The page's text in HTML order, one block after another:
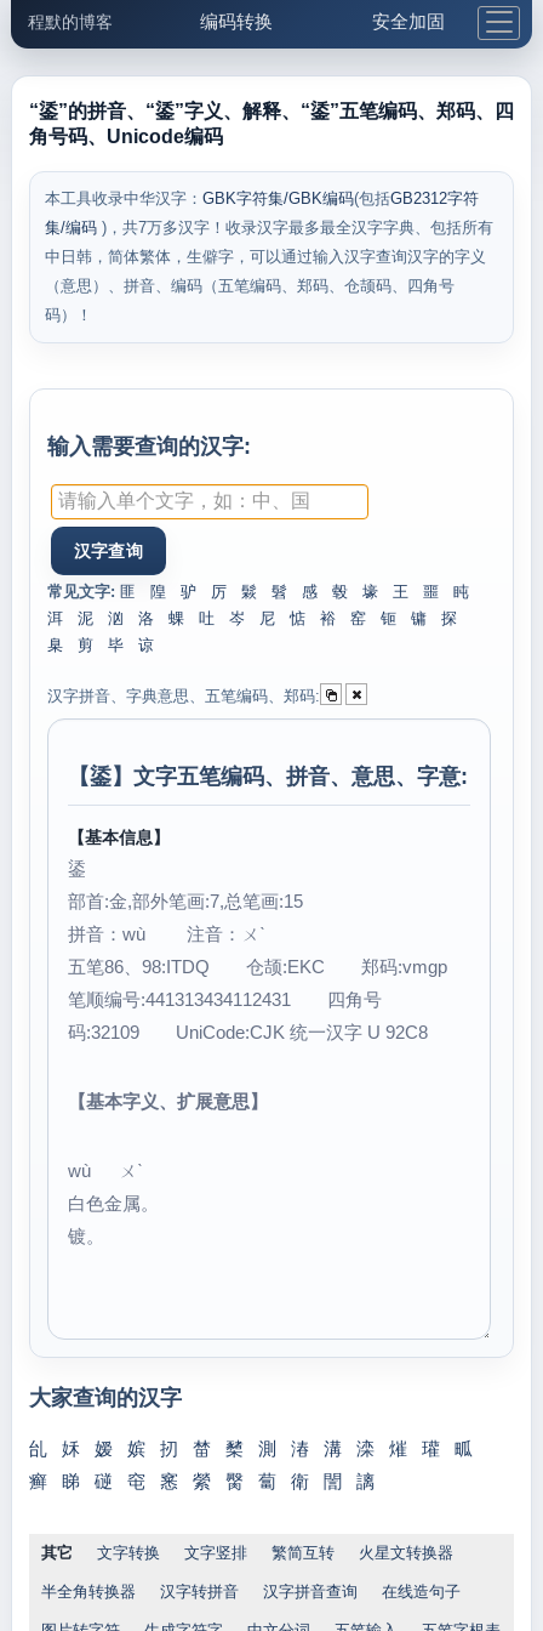
程默的博客 编码转换 安全加固
邮件工具 生活便民 更多工具
“鋈”的拼音、“鋈”字义、解释、“鋈”五笔编码、郑码、四
角号码、Unicode编码
本工具收录中华汉字： GBK字符集/GBK编码(包括GB2312字符
集/编码 )，共7万多汉字！收录汉字最多最全汉字字典、包括所有
中日韩，简体繁体，生僻字，可以通过输入汉字查询汉字的字义
（意思）、拼音、编码（五笔编码、郑码、仓颉码、四角号
码）！
输入需要查询的汉字:
常见文字: 匪 隍 驴 厉 鬏 髫 感 毂 壕 王 噩
盹
洱
泥 汹 洛 蜾 吐 岑 尼 惦 裕 窑 钷 镛
探
臬
剪 毕 谅
汉字拼音、字典意思、五笔编码、郑码:
【鋈】文字五笔编码、拼音、意思、字意:
【基本信息】
鋈
部首:金,部外笔画:7,总笔画:15
拼音：wù 注音：ㄨˋ
五笔86、98:ITDQ 仓颉:EKC 郑码:vmgp
笔顺编号:441313434112431 四角号
码:32109 UniCode:CJK 统一汉字 U 92C8
【基本字义、扩展意思】
wù ㄨˋ
白色金属。
镀。
大家查询的汉字
乨 姀 嫒 嫔 扨 榃 櫫 測 湷 溝 滦 熣 瓘
畖
癣
睇 磀 窀 窸 縈 臋 蔔 衛 誾 謧
其它 文字转换 文字竖排 繁简互转 火星文转换器
半全角转换器 汉字转拼音 汉字拼音查询 在线造句子